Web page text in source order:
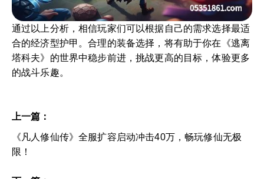
通过以上分析，相信玩家们可以根据自己的需求选择最适
合的经济型护甲。合理的装备选择，将有助于你在《逃离
塔科夫》的世界中稳步前进，挑战更高的目标，体验更多
的战斗乐趣。
上一篇：
《凡人修仙传》全服扩容启动冲击40万，畅玩修仙无极
限！